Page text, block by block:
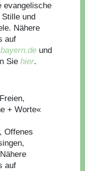
evangelische
und
Nähere
auf
und
Sie hier.
+ Worte«
Offenes
auf